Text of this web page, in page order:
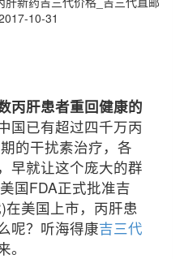
10-31
丙肝患者重回健康的
国已有超过四千万丙
的干扰素治疗，各
早就让这个庞大的群
国FDA正式批准吉
美国上市，丙肝患
呢？听海得康吉三代